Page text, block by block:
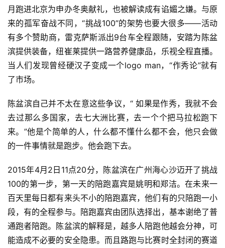
月跑进北京为申办冬奥献礼，也被解读成有谄媚之嫌。与原
来的孤军奋战不同，“挑战100”的架势也要大很多——活动
有多个赞助商，雷克萨斯派出9台车全程跟随，安踏为陈盆
滨提供装备，纽崔莱提供一路营养健康品，乐视全程直播。
当人们发现曾经硬汉子变成一个logo man，“作秀论”就有
了市场。
陈盆滨自己并不太在意这些争议，“ 如果是作秀，我就不会
去过那么多国家，去七大洲比赛，去一个个把马拉松跑下
来。”他是个简单的人，什么都不懂什么都不会，他只会做
的一件事情就是跑步。他会跑下去。
2015年4月2日11点20分，陈盆滨在广州海心沙迈开了挑战
100的第一步，第一天的陪跑嘉宾是姚明和郑洁。在未来一
百天里每日都有来头不小的陪跑嘉宾，他们有的只陪跑一小
段，有的全程参与。陪跑嘉宾由团队选择出，基本谢绝了普
通跑者陪跑。陈盆滨的解释是，越多人陪跑他越会分神，可
能造成不必要的安全隐患。而且路跑与比赛时全封闭的赛道